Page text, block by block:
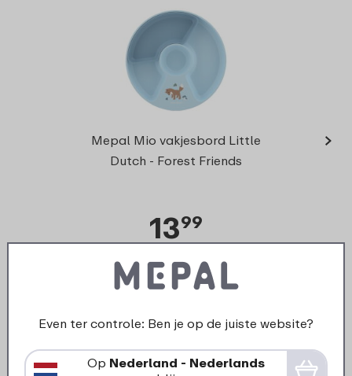
Mepal Mio vakjesbord Little
Dutch - Forest Friends
1399
Bekijk Bestel
›
Even ter controle: Ben je op de juiste website?
Op Nederland - Nederlands